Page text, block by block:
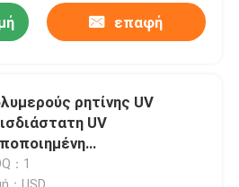
επαφή
ρητίνης UV
UV
μυρωδιών DLP
：1
：USD